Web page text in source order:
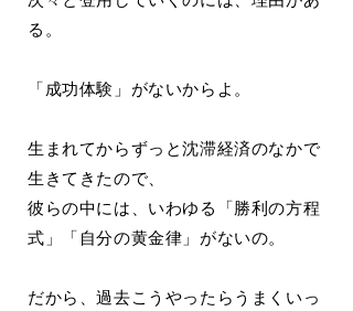
る。
「成功体験」がないからよ。
生まれてからずっと沈滞経済のなかで
生きてきたので、
彼らの中には、いわゆる「勝利の方程
式」「自分の黄金律」がないの。
だから、過去こうやったらうまくいっ